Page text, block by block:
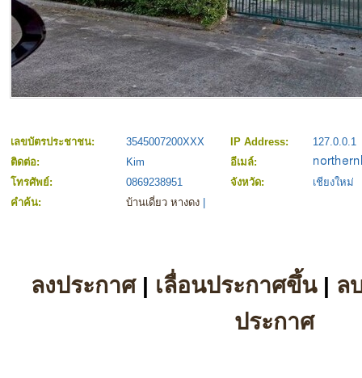
เลขบัตรประชาชน: 3545007200XXX IP Address:
127.0.0.1
ติดต่อ:
Kim
อีเมล์:
โทรศัพย์:
0869238951 จังหวัด:
เชียงใหม่
คำค้น:
บ้านเดี่ยว หางดง
ลงประกาศ| เลื่อนประกาศขึ้น| ล
ประกาศ